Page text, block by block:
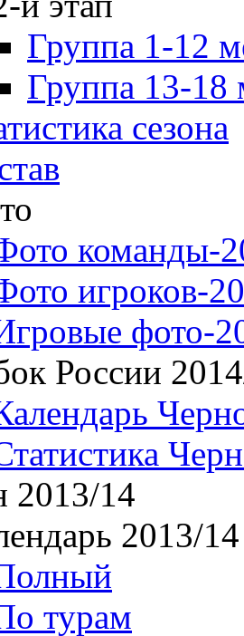
Группа 1-12
Группа 13-18
сезона
команды-
игроков-
фото-
России
2013/14
2013/14
турам